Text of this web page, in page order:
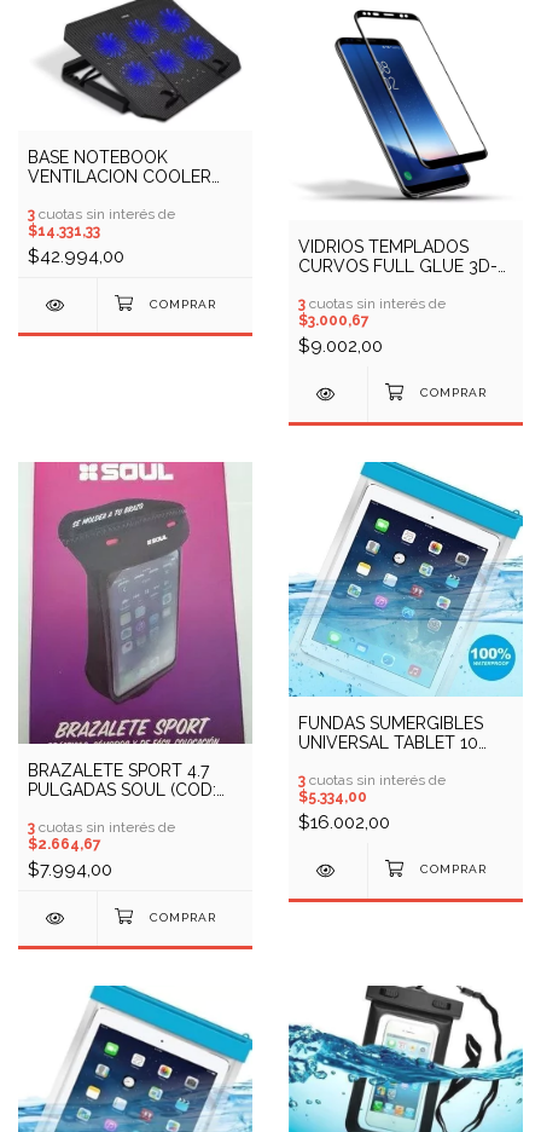
BASE NOTEBOOK
VENTILACION COOLER
10409444)
3 cuotas sin interés de
$14.331,33
$42.994,00
VIDRIOS TEMPLADOS
CURVOS FULL GLUE 3D-
3 cuotas sin interés de
$3.000,67
$9.002,00
BRAZALETE SPORT 4.7
PULGADAS SOUL (COD:
3 cuotas sin interés de
$2.664,67
$7.994,00
FUNDAS SUMERGIBLES
UNIVERSAL TABLET 10
11301036)
3 cuotas sin interés de
$5.334,00
$16.002,00